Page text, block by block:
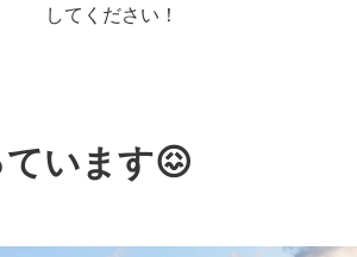
してください！
います😖